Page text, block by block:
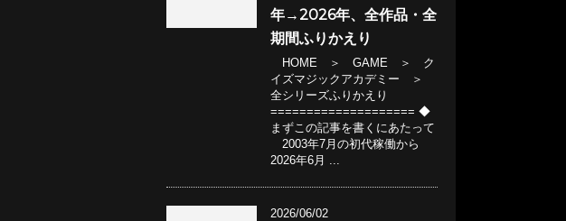
年→2026年、全作品・全
期間ふりかえり
HOME ＞ GAME ＞ ク
イズマジックアカデミー ＞
全シリーズふりかえり
==================== ◆
まずこの記事を書くにあたって
2003年7月の初代稼働から
2026年6月 ...
2026/06/02